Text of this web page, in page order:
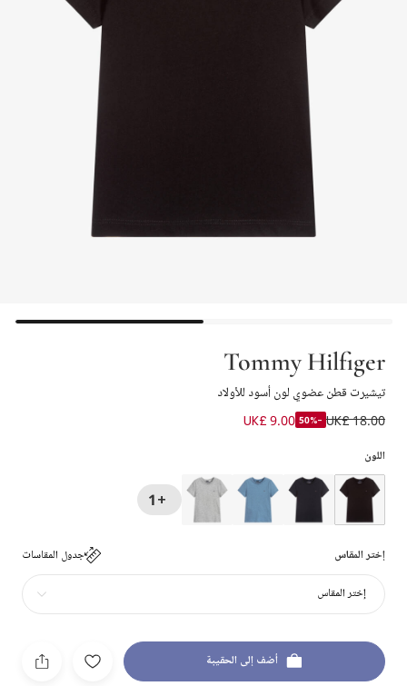
Tommy Hilfiger
تيشيرت قطن عضوي لون أسود للأولاد
UK£ 18.00
-50%
UK£ 9.00
اللون
+1
إختر المقاس جدول المقاسات
إختر المقاس
أضف إلى الحقيبة